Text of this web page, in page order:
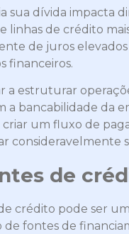
sua dívida impacta
linhas de crédito
de juros
financeiros.
a estruturar
bancabilidade da
um fluxo de
consideravelmente
de
crédito pode ser
de fontes de